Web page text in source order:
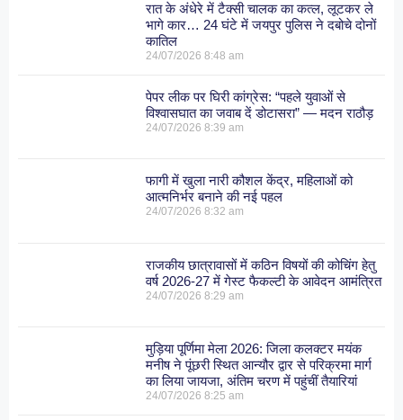
रात के अंधेरे में टैक्सी चालक का कत्ल, लूटकर ले
भागे कार… 24 घंटे में जयपुर पुलिस ने दबोचे दोनों
कातिल
24/07/20268:48 am
पेपर लीक पर घिरी कांग्रेस: “पहले युवाओं से
विश्वासघात का जवाब दें डोटासरा” — मदन राठौड़
24/07/20268:39 am
फागी में खुला नारी कौशल केंद्र, महिलाओं को
आत्मनिर्भर बनाने की नई पहल
24/07/20268:32 am
राजकीय छात्रावासों में कठिन विषयों की कोचिंग हेतु
वर्ष 2026-27 में गेस्ट फैकल्टी के आवेदन आमंत्रित
24/07/20268:29 am
मुड़िया पूर्णिमा मेला 2026: जिला कलक्टर मयंक
मनीष ने पूंछरी स्थित आन्यौर द्वार से परिक्रमा मार्ग
का लिया जायजा, अंतिम चरण में पहुंचीं तैयारियां
24/07/20268:25 am